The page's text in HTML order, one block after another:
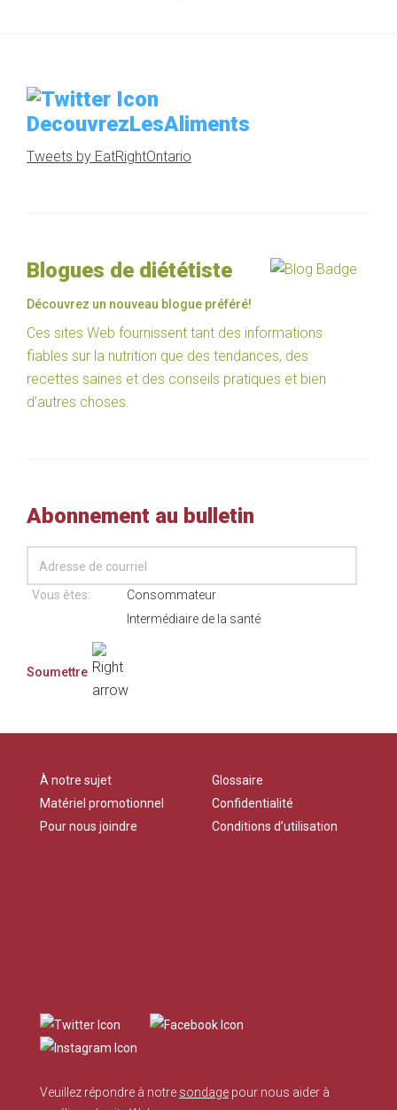
DecouvrezLesAliments
Tweets by EatRightOntario
Blogues de diététiste
Découvrez un nouveau blogue préféré!
Ces sites Web fournissent tant des informations
fiables sur la nutrition que des tendances, des
recettes saines et des conseils pratiques et bien
d’autres choses.
Abonnement au bulletin
Vous êtes:
Consommateur
Intermédiaire de la santé
À notre sujet
Matériel promotionnel
Pour nous joindre
Glossaire
Confidentialité
Conditions d’utilisation
Veuillez répondre à notre sondage pour nous aider à